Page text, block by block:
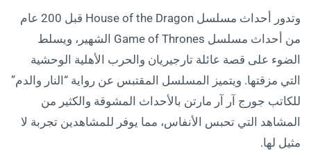
وتدور أحداث مسلسل House of the Dragon قبل 200 عام
من أحداث مسلسل Game of Thrones الشهير، ويسلط
الضوء على قصة عائلة تارجيريان والحرب الأهلية الوحشية
التي مزقتها. ويتميز المسلسل المقتبس عن رواية “النار والدم”
للكاتب جورج آر آر مارتن بالأحداث المشوقة والكثير من
المشاهد التي تحبس الأنفاس، مما يوفر للمشاهدين تجربة لا
مثيل لها.